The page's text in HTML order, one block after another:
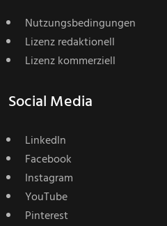
Nutzungsbedingungen
Lizenz redaktionell
Lizenz kommerziell
Social Media
LinkedIn
Facebook
Instagram
YouTube
Pinterest